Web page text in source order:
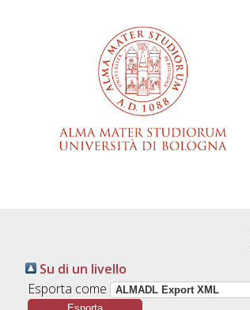
Su di un livello
Esporta come